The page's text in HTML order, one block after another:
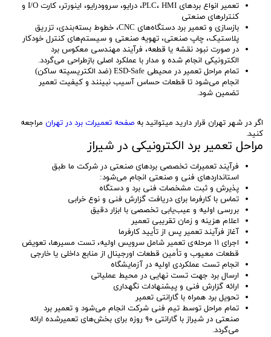
تعمیر انواع بردهای PLC، HMI، درایو، سروودرایو، اینورتر، کارت I/O و
کنترلرهای صنعتی
بازسازی و تعمیر برد دستگاه‌های CNC، خطوط بسته‌بندی، تزریق
پلاستیک، چاپ صنعتی، تهویه صنعتی و سیستم‌های کنترل خودکار
در صورت نبود نقشه یا قطعه، فرآیند مهندسی معکوس برد
الکترونیکی انجام شده و مدار با عملکرد اصلی بازطراحی می‌گردد.
تمام مراحل تعمیر در محیطی ESD-Safe (ضد الکتریسیته ساکن)
انجام می‌شود تا قطعات حساس آسیب نبینند و کیفیت تعمیر
تضمین شود.
اگر در شهر تهران قرار دارید میتوانید به صفحه تعمیرات برد در تهران مراجعه
کنید.
مراحل تعمیر برد الکترونیکی در شیراز
فرآیند تعمیرات تخصصی بردهای صنعتی در شرکت ما طبق
استانداردهای فنی و صنعتی انجام می‌شود:
پذیرش و ثبت مشخصات فنی برد و دستگاه
تماس با کارفرما برای دریافت گزارش فنی و نوع خرابی
بررسی اولیه و عیب‌یابی تخصصی با ابزار دقیق
اعلام هزینه و زمان تقریبی تعمیر
آغاز فرآیند تعمیر پس از تأیید کارفرما
اجرای ۱۱ مرحله‌ی تعمیر شامل سرویس اولیه، تست مسیرها، تعویض
قطعات معیوب و تأمین قطعات اورجینال از منابع داخلی یا خارجی
انجام تست عملکردی اولیه در آزمایشگاه
ارسال برد جهت تست نهایی در محیط عملیاتی
ارائه گزارش فنی و پیشنهادات نگهداری
تحویل برد همراه با گارانتی تعمیر
تمام مراحل توسط تیم فنی شرکت انجام می‌شود و تعمیر برد
صنعتی در شیراز با گارانتی ۹۰ روزه برای بخش‌های تعمیرشده ارائه
می‌گردد.